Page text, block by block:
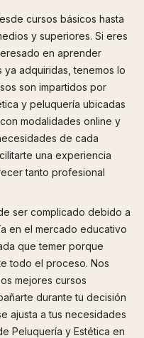
cursos básicos hasta
y superiores. Si eres
en aprender
adquiridas, tenemos lo
son impartidos por
y peluquería ubicadas
modalidades online y
de cada
una experiencia
tanto profesional
ser complicado debido a
en el mercado educativo
que temer porque
todo el proceso. Nos
mejores cursos
durante tu decisión
ajusta a tus necesidades
Peluquería y Estética en